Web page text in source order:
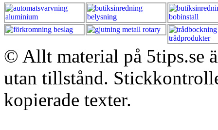
© Allt material på 5tips.se
utan tillstånd.
kopierade texter.